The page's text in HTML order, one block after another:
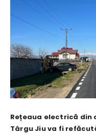
Rețeaua electrică din
Târgu Jiu va fi